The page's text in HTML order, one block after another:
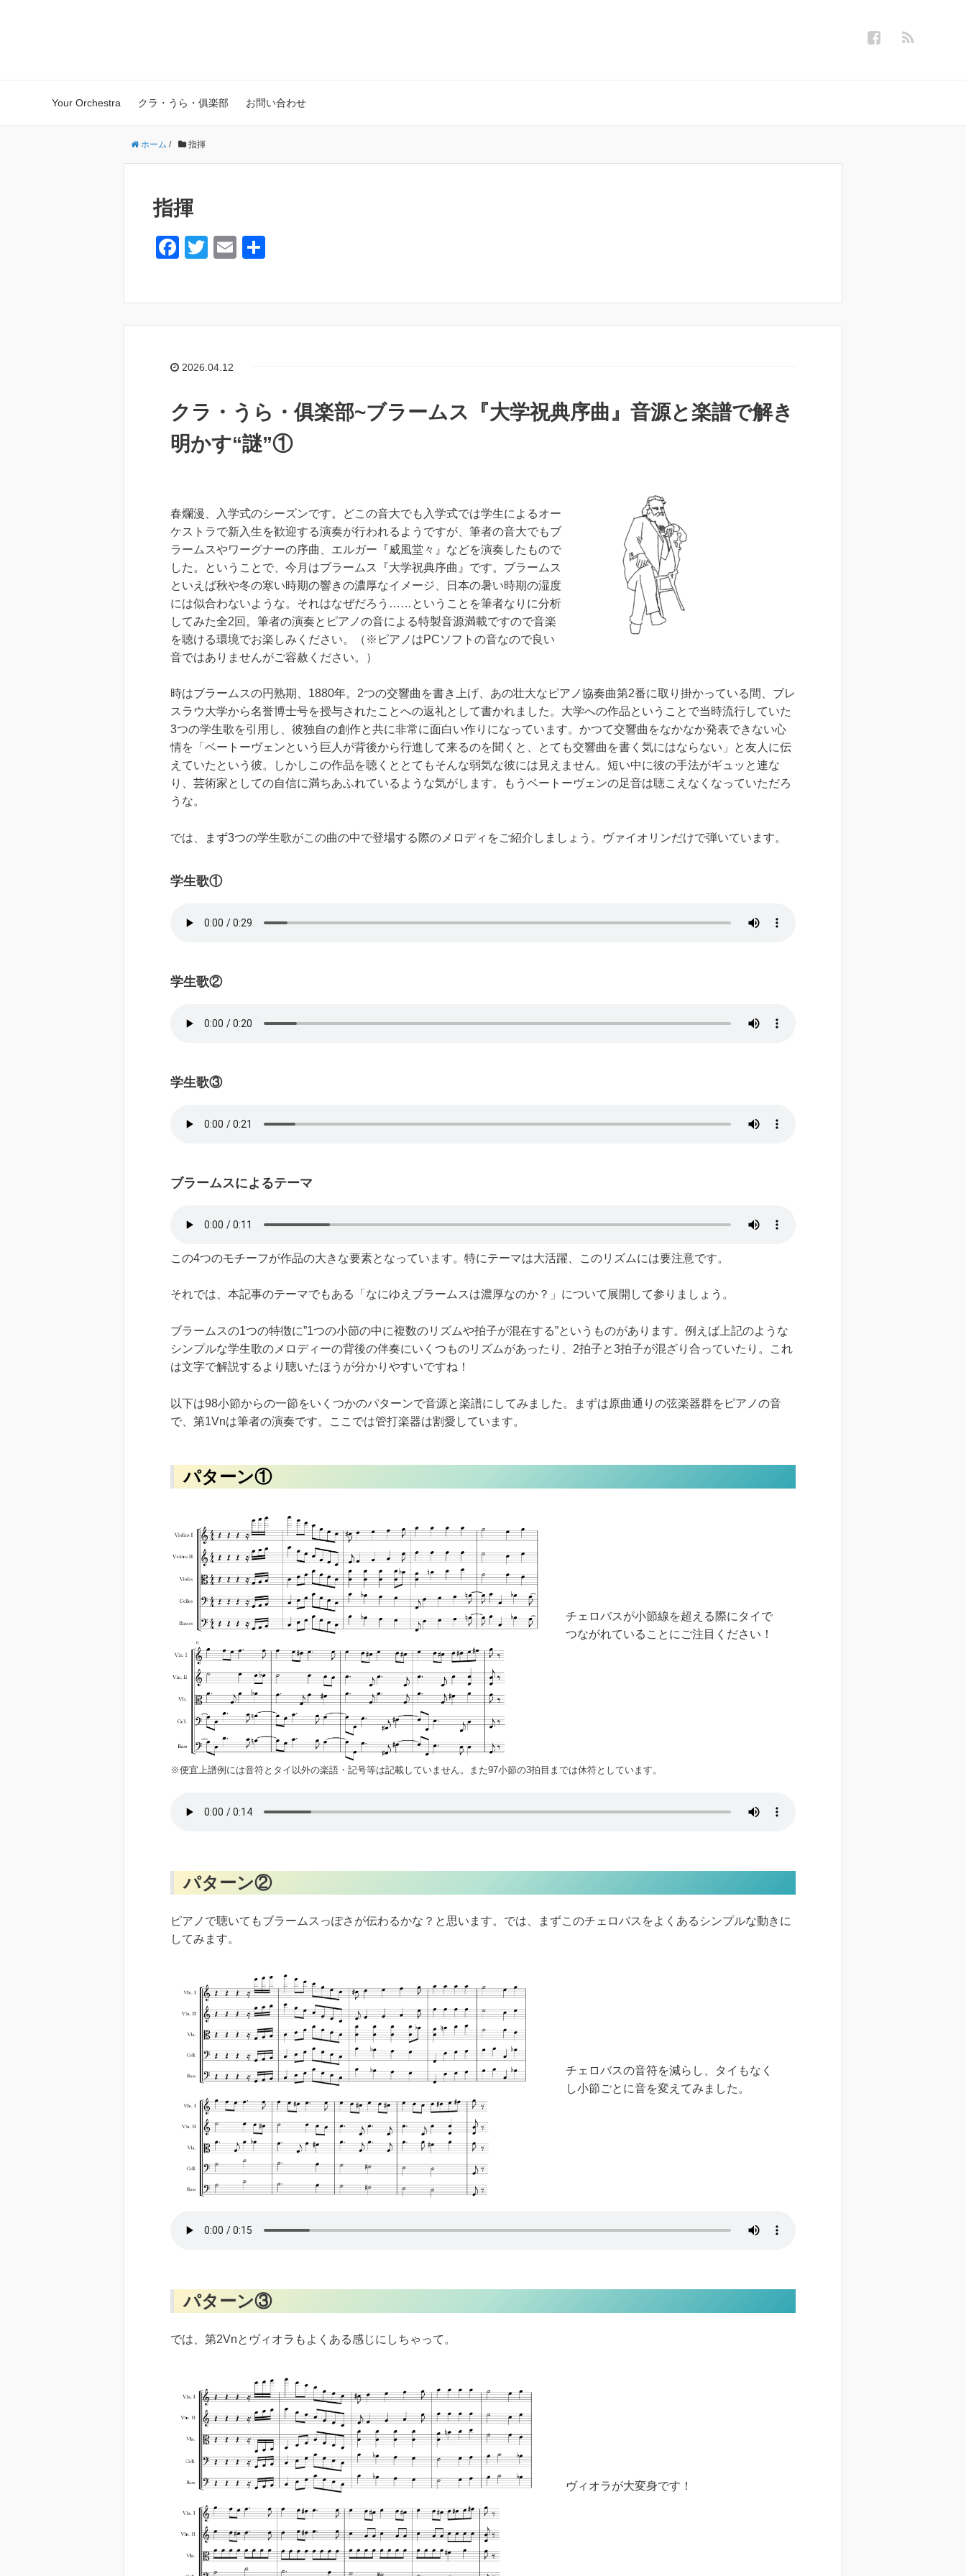
Your Orchestra クラ・うら・俱楽部 お問い合わせ
ホーム / 指揮
指揮
F
o
k
T
E
2026.04.12
クラ・うら・俱楽部~ブラームス『大学祝典序曲』音源と楽譜で解き
明かす“謎”①
春爛漫、入学式のシーズンです。どこの音大でも入学式では学生によるオー
ケストラで新入生を歓迎する演奏が行われるようですが、筆者の音大でもブ
ラームスやワーグナーの序曲、エルガー『威風堂々』などを演奏したもので
した。ということで、今月はブラームス『大学祝典序曲』です。ブラームス
といえば秋や冬の寒い時期の響きの濃厚なイメージ、日本の暑い時期の湿度
には似合わないような。それはなぜだろう……ということを筆者なりに分析
してみた全2回。筆者の演奏とピアノの音による特製音源満載ですので音楽
を聴ける環境でお楽しみください。（※ピアノはPCソフトの音なので良い
音ではありませんがご容赦ください。）
時はブラームスの円熟期、1880年。2つの交響曲を書き上げ、あの壮大なピアノ協奏曲第2番に取り掛かっている間、ブレ
スラウ大学から名誉博士号を授与されたことへの返礼として書かれました。大学への作品ということで当時流行していた
3つの学生歌を引用し、彼独自の創作と共に非常に面白い作りになっています。かつて交響曲をなかなか発表できない心
情を「ベートーヴェンという巨人が背後から行進して来るのを聞くと、とても交響曲を書く気にはならない」と友人に伝
えていたという彼。しかしこの作品を聴くととてもそんな弱気な彼には見えません。短い中に彼の手法がギュッと連な
り、芸術家としての自信に満ちあふれているような気がします。もうベートーヴェンの足音は聴こえなくなっていただろ
うな。
では、まず3つの学生歌がこの曲の中で登場する際のメロディをご紹介しましょう。ヴァイオリンだけで弾いています。
学生歌①
学生歌②
学生歌③
ブラームスによるテーマ
この4つのモチーフが作品の大きな要素となっています。特にテーマは大活躍、このリズムには要注意です。
それでは、本記事のテーマでもある「なにゆえブラームスは濃厚なのか？」について展開して参りましょう。
ブラームスの1つの特徴に”1つの小節の中に複数のリズムや拍子が混在する”というものがあります。例えば上記のような
シンプルな学生歌のメロディーの背後の伴奏にいくつものリズムがあったり、2拍子と3拍子が混ざり合っていたり。これ
は文字で解説するより聴いたほうが分かりやすいですね！
以下は98小節からの一節をいくつかのパターンで音源と楽譜にしてみました。まずは原曲通りの弦楽器群をピアノの音
で、第1Vnは筆者の演奏です。ここでは管打楽器は割愛しています。
パターン①
チェロバスが小節線を超える際にタイで
つながれていることにご注目ください！
※便宜上譜例には音符とタイ以外の楽語・記号等は記載していません。また97小節の3拍目までは休符としています。
パターン②
ピアノで聴いてもブラームスっぽさが伝わるかな？と思います。では、まずこのチェロバスをよくあるシンプルな動きに
してみます。
チェロバスの音符を減らし、タイもなく
し小節ごとに音を変えてみました。
パターン③
では、第2Vnとヴィオラもよくある感じにしちゃって。
ヴィオラが大変身です！